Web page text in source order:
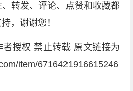
转发、评论、点赞和收藏都
，谢谢您！
授权 禁止转载 原文链接为
item/6716421916615246